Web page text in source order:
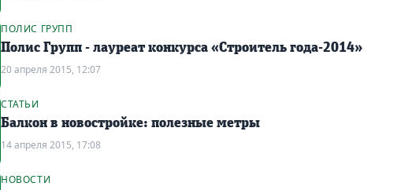
ПОЛИС ГРУПП
Полис Групп - лауреат конкурса «Строитель года-2014»
20 апреля 2015, 12:07
СТАТЬИ
Балкон в новостройке: полезные метры
14 апреля 2015, 17:08
НОВОСТИ